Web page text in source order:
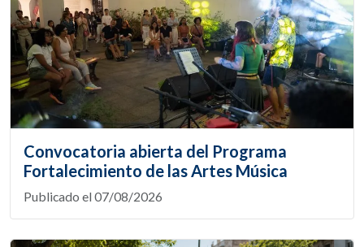
Convocatoria abierta del Programa
Fortalecimiento de las Artes Música
Publicado el 07/08/2026